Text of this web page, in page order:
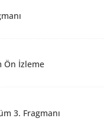
Ön İzleme
3. Fragmanı